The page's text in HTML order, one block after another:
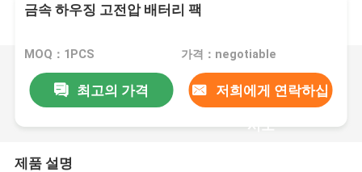
금속 하우징 고전압 배터리 팩
MOQ：1PCS 가격：negotiable
최고의 가격 저희에게 연락하십
시오
제품 설명